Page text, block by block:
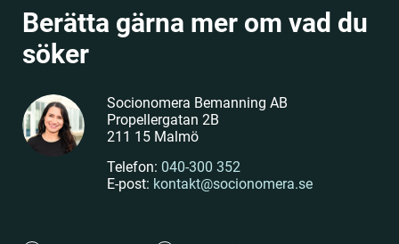
Berätta gärna mer om vad du
söker
Socionomera Bemanning AB
Propellergatan 2B
211 15 Malmö
Telefon: 040-300 352
E-post: kontakt@socionomera.se